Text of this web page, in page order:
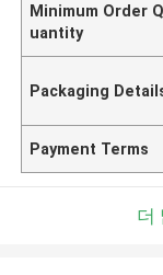
Minimum Order Q
uantity
Packaging
Payment Terms
더